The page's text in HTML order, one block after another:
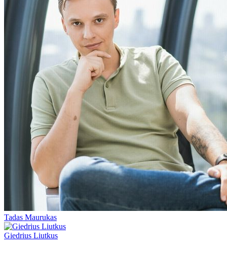
Tadas Maurukas
Giedrius Liutkus